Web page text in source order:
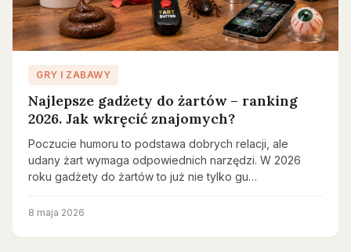
GRY I ZABAWY
Najlepsze gadżety do żartów – ranking
2026. Jak wkręcić znajomych?
Poczucie humoru to podstawa dobrych relacji, ale
udany żart wymaga odpowiednich narzędzi. W 2026
roku gadżety do żartów to już nie tylko gu…
8 maja 2026